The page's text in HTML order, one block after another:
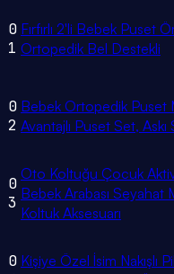
0
1
Fırfırlı 2'li Bebek Puset
Ortopedik Bel Destekli
0
2
Bebek Ortopedik Puset
Avantajlı Puset Set,
0
3
Oto Koltuğu Çocuk
Bebek Arabası Seyahat
Koltuk Aksesuarı
0 Kişiye Özel İsim Nakışlı